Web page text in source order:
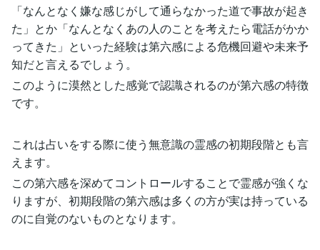
「なんとなく嫌な感じがして通らなかった道で事故が起き
た」とか「なんとなくあの人のことを考えたら電話がかか
ってきた」といった経験は第六感による危機回避や未来予
知だと言えるでしょう。
このように漠然とした感覚で認識されるのが第六感の特徴
です。
これは占いをする際に使う無意識の霊感の初期段階とも言
えます。
この第六感を深めてコントロールすることで霊感が強くな
りますが、初期段階の第六感は多くの方が実は持っている
のに自覚のないものとなります。